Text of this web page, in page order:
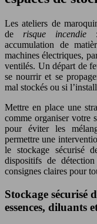
Les ateliers de
de risque incendie :
accumulation de
machines électriques,
ventilés. Un départ de
se nourrir et se
mal stockés ou si
Mettre en place une
comme organiser votre
pour éviter les
permettre une
le stockage sécurisé
dispositifs de
consignes claires pour
Stockage sécurisé
essences, diluants